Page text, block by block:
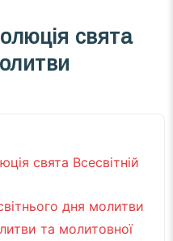
свята
свята Всесвітній
дня молитви
та молитовної